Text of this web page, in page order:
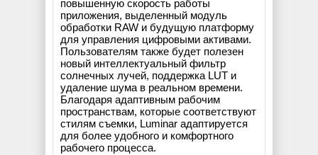
повышенную скорость работы
приложения, выделенный модуль
обработки RAW и будущую платформу
для управления цифровыми активами.
Пользователям также будет полезен
новый интеллектуальный фильтр
солнечных лучей, поддержка LUT и
удаление шума в реальном времени.
Благодаря адаптивным рабочим
пространствам, которые соответствуют
стилям съемки, Luminar адаптируется
для более удобного и комфортного
рабочего процесса.